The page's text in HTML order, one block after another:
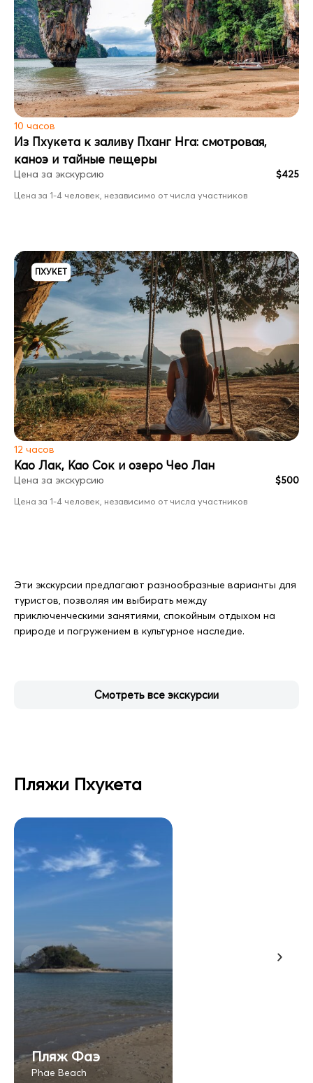
10 часов
Из Пхукета к заливу Пханг Нга: смотровая,
каноэ и тайные пещеры
Цена за экскурсию $425
Цена за 1-4 человек, независимо от числа участников
ПХУКЕТ
12 часов
Као Лак, Као Сок и озеро Чео Лан
Цена за экскурсию $500
Цена за 1-4 человек, независимо от числа участников
Эти экскурсии предлагают разнообразные варианты для
туристов, позволяя им выбирать между
приключенческими занятиями, спокойным отдыхом на
Смотреть все экскурсии
Пляжи Пхукета
Пляж Фаэ
Phae Beach